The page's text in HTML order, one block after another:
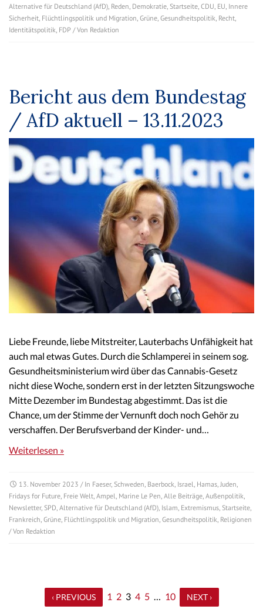
Alternative für Deutschland (AfD), Reden, Demokratie, Startseite, CDU, EU, Innere
Sicherheit, Flüchtlingspolitik und Migration, Grüne, Gesundheitspolitik, Recht,
Identitätspolitik, FDP / Von Redaktion
Bericht aus dem Bundestag
/ AfD aktuell – 13.11.2023
Liebe Freunde, liebe Mitstreiter, Lauterbachs Unfähigkeit hat
auch mal etwas Gutes. Durch die Schlamperei in seinem sog.
Gesundheitsministerium wird über das Cannabis-Gesetz
nicht diese Woche, sondern erst in der letzten Sitzungswoche
Mitte Dezember im Bundestag abgestimmt. Das ist die
Chance, um der Stimme der Vernunft doch noch Gehör zu
verschaffen. Der Berufsverband der Kinder- und…
Weiterlesen »
13. November 2023 / In Faeser, Schweden, Baerbock, Israel, Hamas,Juden,
Fridays for Future, Freie Welt, Ampel, Marine Le Pen, Alle Beiträge, Außenpolitik,
Newsletter, SPD, Alternative für Deutschland (AfD), Islam, Extremismus, Startseite,
Frankreich, Grüne, Flüchtlingspolitik und Migration, Gesundheitspolitik, Religionen
/ Von Redaktion
‹ PREVIOUS 1 2 3 4 5 … 10 NEXT ›